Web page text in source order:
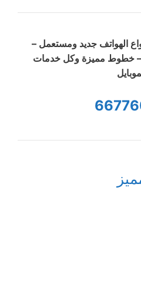
الهواتف جديد ومستعمل –
خطوط مميزة وكل خدمات